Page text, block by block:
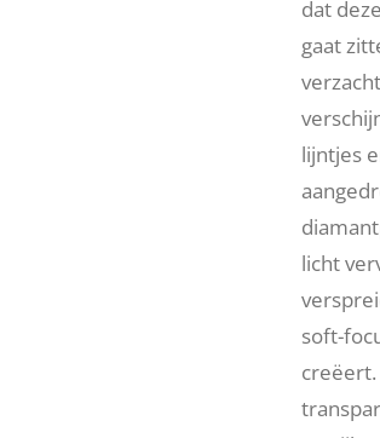
dat
gaat
lijntjes
licht
soft-
creëert.